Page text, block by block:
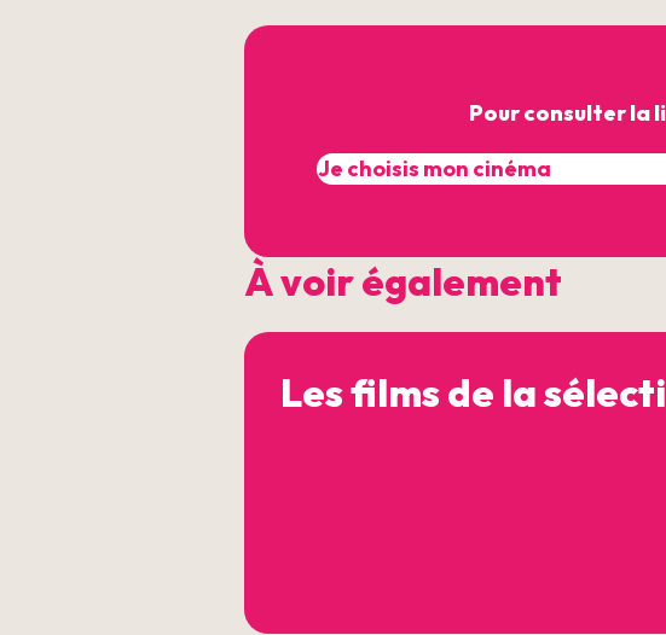
Pour consulter la
À voir également
Les films de la